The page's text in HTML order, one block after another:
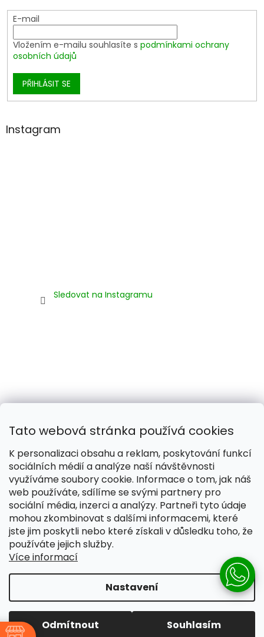
Tato webová stránka používá cookies
K personalizaci obsahu a reklam, poskytování funkcí
sociálních médií a analýze naší návštěvnosti
využíváme soubory cookie. Informace o tom, jak náš
web používáte, sdílíme se svými partnery pro
sociální média, inzerci a analýzy. Partneři tyto údaje
mohou zkombinovat s dalšími informacemi, které
jste jim poskytli nebo které získali v důsledku toho, že
používáte jejich služby.
Více informací
Nastavení
Odmítnout Souhlasím
E-mail
Vložením e-mailu souhlasíte s podmínkami ochrany
osobních údajů
PŘIHLÁSIT SE
Instagram
Sledovat na Instagramu
Naše smečka: Silver Needles (Chovatelská stanice)
Copyright 2026Pomáháme žít lépe. Všechna práva
Upravit nastavení cookies